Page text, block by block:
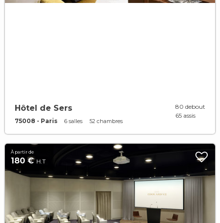
Hôtel de Sers
75008 - Paris 6 salles 52 chambres
80 debout
65 assis
À partir de
180 € H.T